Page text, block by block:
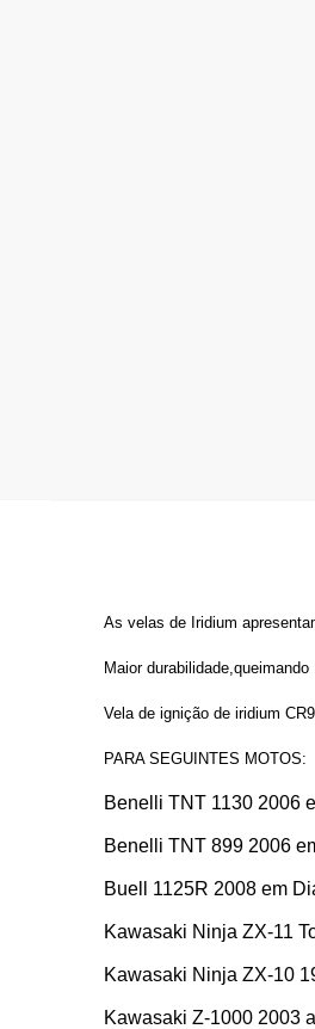
As velas de Iridium
Maior
Vela de ignição de iridium
PARA SEGUINTES MOTOS:
Benelli TNT 1130 2006
Benelli TNT 899 2006
Buell 1125R 2008 em
Kawasaki Ninja ZX-11
Kawasaki Ninja ZX-10
Kawasaki Z-1000 2003